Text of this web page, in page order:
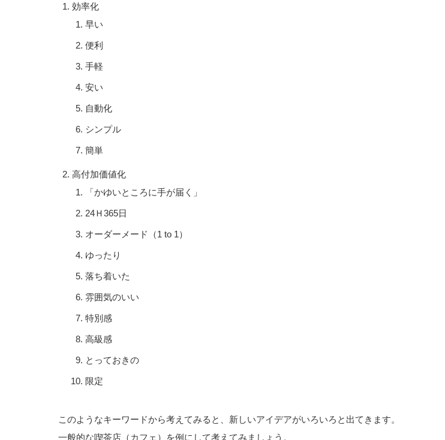
効率化
早い
便利
手軽
安い
自動化
シンプル
簡単
高付加価値化
「かゆいところに手が届く」
24Ｈ365日
オーダーメード（1 to 1）
ゆったり
落ち着いた
雰囲気のいい
特別感
高級感
とっておきの
限定
このようなキーワードから考えてみると、新しいアイデアがいろいろと出てきます。
一般的な喫茶店（カフェ）を例にして考えてみましょう。